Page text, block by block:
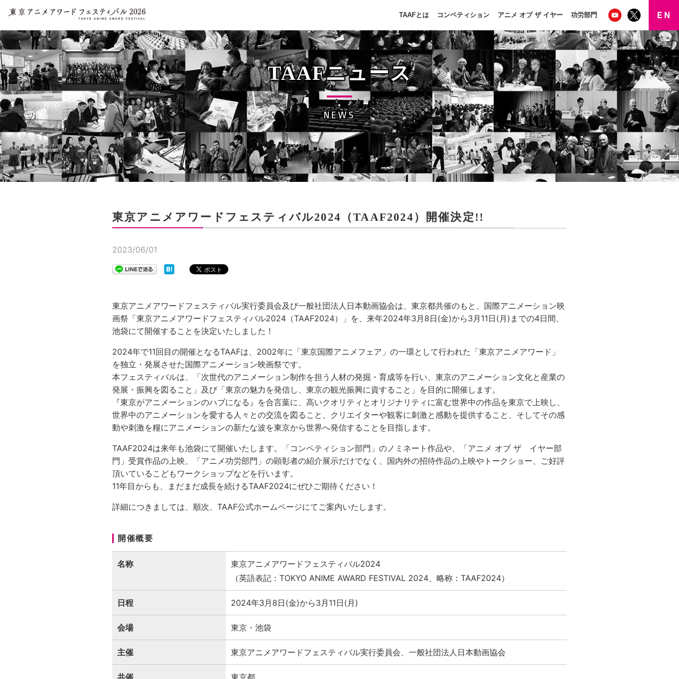
TAAFとは コンペティション アニメ オブ ザ イヤー 功労部門
TAAFニュース
NEWS
東京アニメアワードフェスティバル2024（TAAF2024）開催決定!!
2023/06/01
東京アニメアワードフェスティバル実行委員会及び一般社団法人日本動画協会は、東京都共催のもと、国際アニメーション映
画祭「東京アニメアワードフェスティバル2024（TAAF2024）」を、来年2024年3月8日(金)から3月11日(月)までの4日間、
池袋にて開催することを決定いたしました！
2024年で11回目の開催となるTAAFは、2002年に「東京国際アニメフェア」の一環として行われた「東京アニメアワード」
を独立・発展させた国際アニメーション映画祭です。
本フェスティバルは、「次世代のアニメーション制作を担う人材の発掘・育成等を行い、東京のアニメーション文化と産業の
発展・振興を図ること」及び「東京の魅力を発信し、東京の観光振興に資すること」を目的に開催します。
『東京がアニメーションのハブになる』を合言葉に、高いクオリティとオリジナリティに富む世界中の作品を東京で上映し、
世界中のアニメーションを愛する人々との交流を図ること、クリエイターや観客に刺激と感動を提供すること、そしてその感
動や刺激を糧にアニメーションの新たな波を東京から世界へ発信することを目指します。
TAAF2024は来年も池袋にて開催いたします。「コンペティション部門」のノミネート作品や、「アニメ オブ ザ イヤー部
門」受賞作品の上映、「アニメ功労部門」の顕彰者の紹介展示だけでなく、国内外の招待作品の上映やトークショー、ご好評
頂いているこどもワークショップなどを行います。
11年目からも、まだまだ成長を続けるTAAF2024にぜひご期待ください！
詳細につきましては、順次、TAAF公式ホームページにてご案内いたします。
開催概要
名称
東京アニメアワードフェスティバル2024
（英語表記：TOKYO ANIME AWARD FESTIVAL 2024、略称：TAAF2024）
日程 2024年3月8日(金)から3月11日(月)
会場 東京・池袋
主催 東京アニメアワードフェスティバル実行委員会、一般社団法人日本動画協会
共催 東京都